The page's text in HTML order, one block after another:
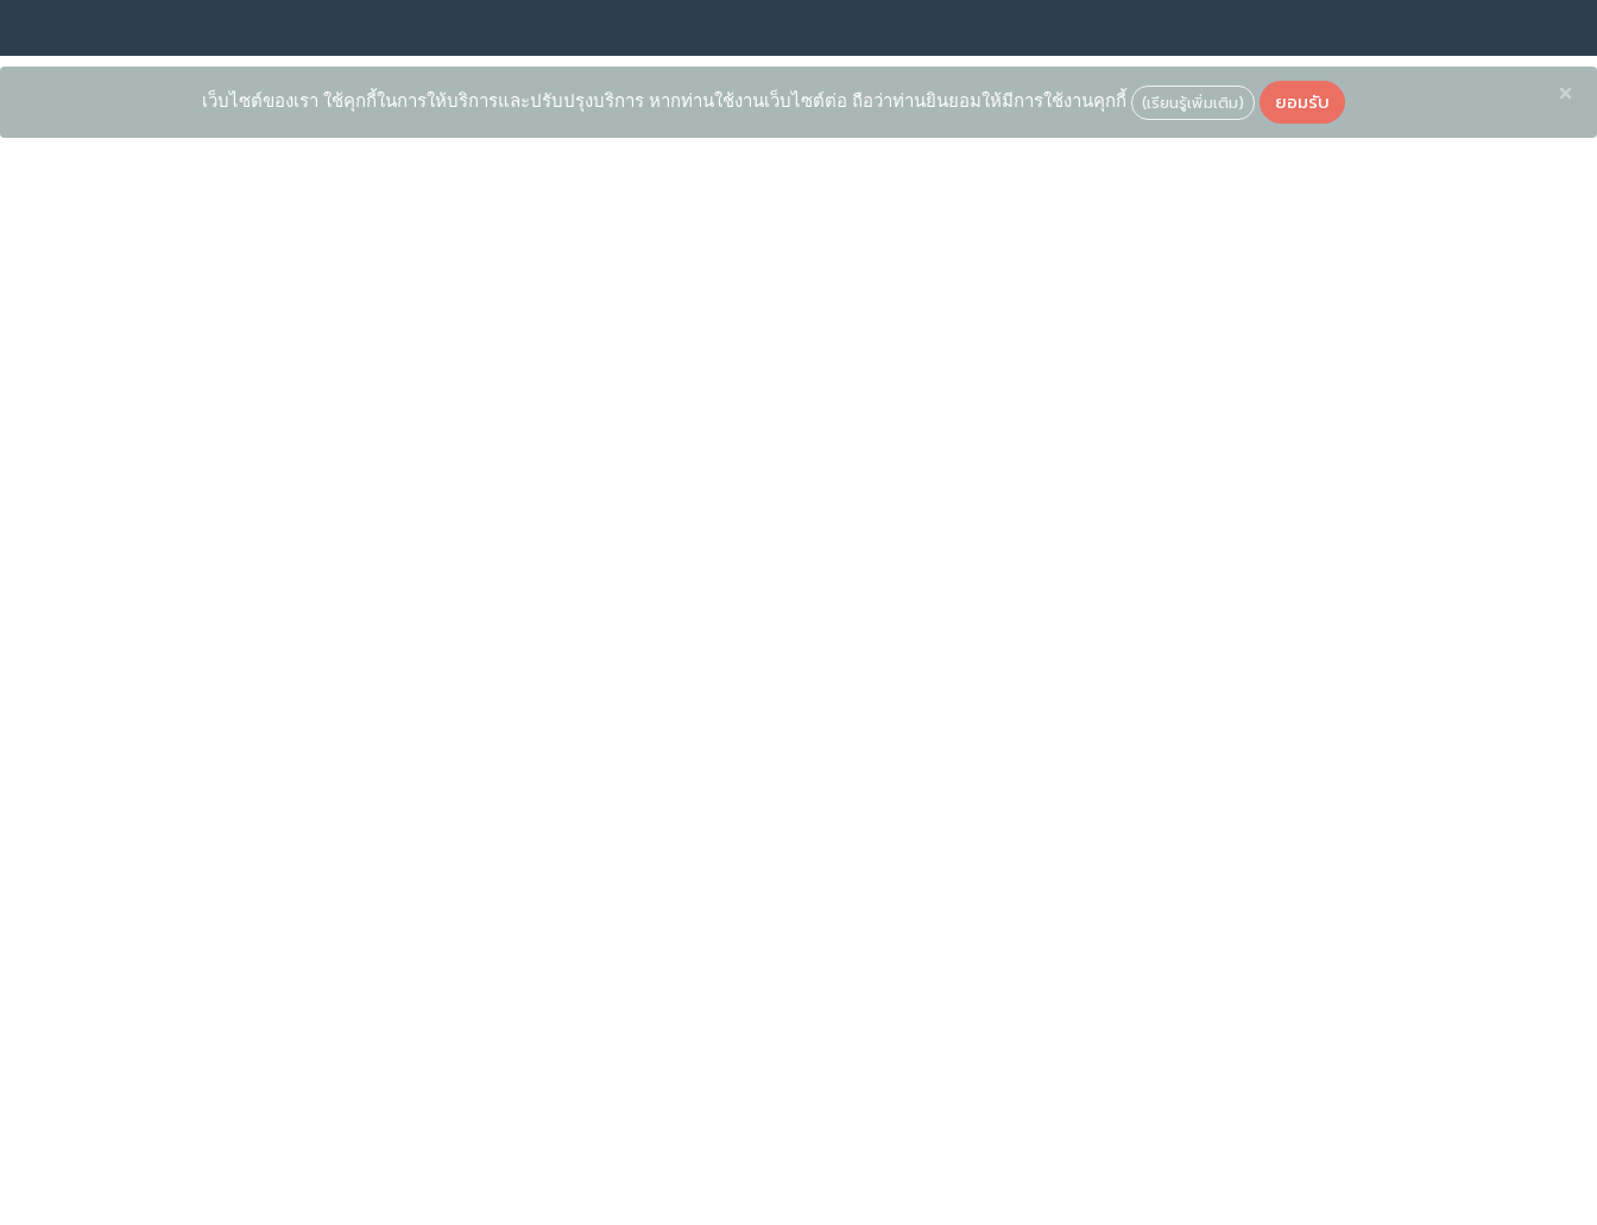
เว็บไซต์ของเรา ใช้คุกกี้ในการให้บริการและปรับปรุงบริการ หากท่านใช้งานเว็บไซต์ต่อ ถือว่าท่านยินยอมให้มีการใช้งานคุกกี้ (เรียนรู้เพิ่มเติม) ยอมรับ ×